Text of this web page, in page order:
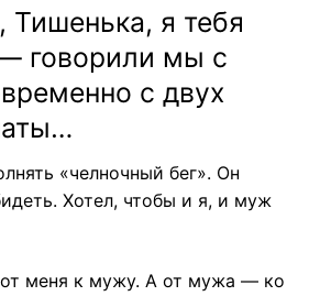
Тишенька, я тебя
говорили мы с
с двух
«челночный бег». Он
Хотел, чтобы и я, и муж
от меня к мужу. А от мужа — ко